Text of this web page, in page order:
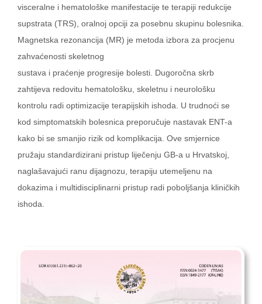
visceralne i hematološke manifestacije te terapiji redukcije
supstrata (TRS), oralnoj opciji za posebnu skupinu bolesnika.
Magnetska rezonancija (MR) je metoda izbora za procjenu
zahvaćenosti skeletnog
sustava i praćenje progresije bolesti. Dugoročna skrb
zahtijeva redovitu hematološku, skeletnu i neurološku
kontrolu radi optimizacije terapijskih ishoda. U trudnoći se
kod simptomatskih bolesnica preporučuje nastavak ENT-a
kako bi se smanjio rizik od komplikacija. Ove smjernice
pružaju standardizirani pristup liječenju GB-a u Hrvatskoj,
naglašavajući ranu dijagnozu, terapiju utemeljenu na
dokazima i multidisciplinarni pristup radi poboljšanja kliničkih
ishoda.